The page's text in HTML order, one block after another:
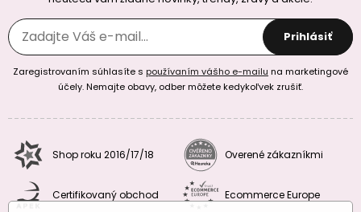
Prihlásiť
Zaregistrovaním súhlasíte s používaním vášho e-mailu na marketingové
účely. Nemajte obavy, odber môžete kedykoľvek zrušiť.
Shop roku 2016/17/18 Overené zákazníkmi
Certifikovaný obchod Ecommerce Europe